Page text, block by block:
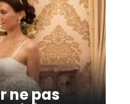
ne pas